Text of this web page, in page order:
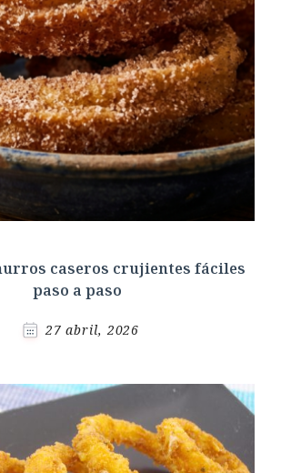
caseros crujientes fáciles
paso a paso
27 abril, 2026